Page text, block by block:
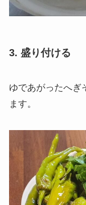
3. 盛り付ける
ゆであがったへぎ
ます。